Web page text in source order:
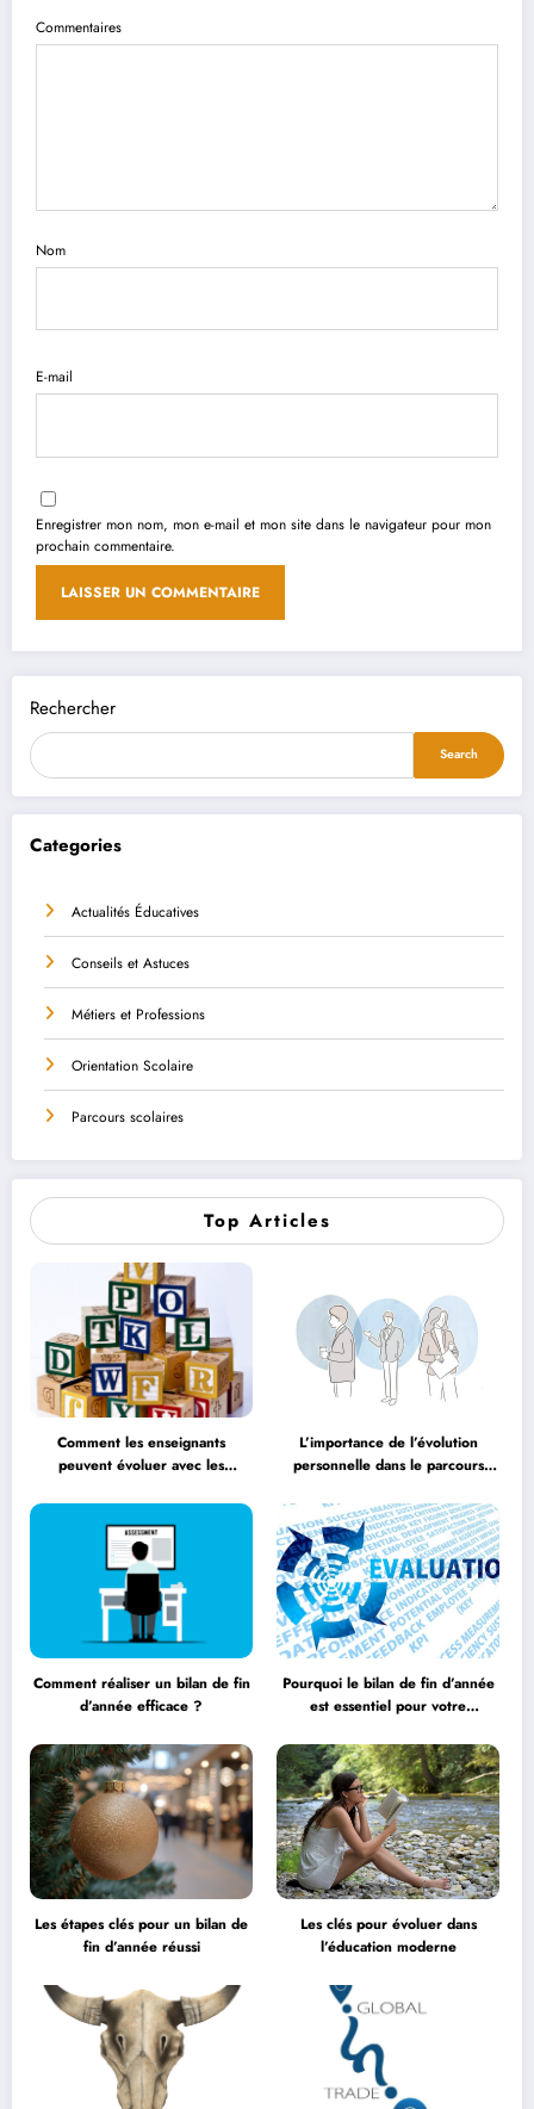
Rechercher
Search
Categories
Actualités Éducatives
Conseils et Astuces
Métiers et Professions
Orientation Scolaire
Parcours scolaires
Commentaires
Nom
E-mail
Enregistrer mon nom, mon e-mail et mon site dans le navigateur pour mon
prochain commentaire.
Top Articles
Comment les enseignants
peuvent évoluer avec les
L’importance de l’évolution
personnelle dans le parcours
Comment réaliser un bilan de fin
d’année efficace ?
Pourquoi le bilan de fin d’année
est essentiel pour votre
Les étapes clés pour un bilan de
fin d’année réussi
Les clés pour évoluer dans
l’éducation moderne